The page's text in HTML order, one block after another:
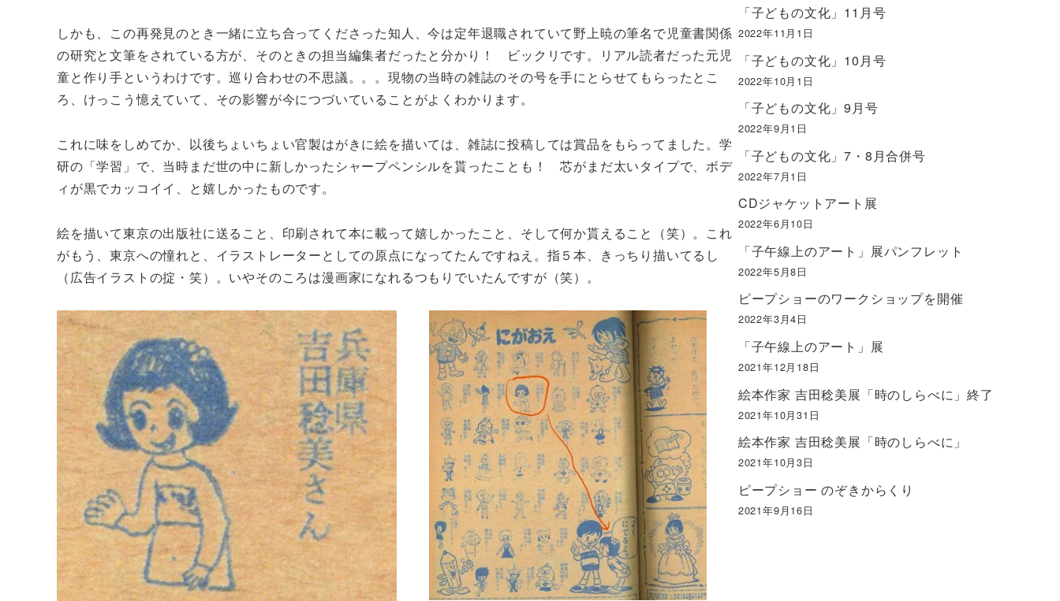
しかも、この再発見のとき一緒に立ち合ってくださった知人、今は定年退職されていて野上暁の筆名で児童書関係
の研究と文筆をされている方が、そのときの担当編集者だったと分かり！ ビックリです。リアル読者だった元児
童と作り手というわけです。巡り合わせの不思議。。。現物の当時の雑誌のその号を手にとらせてもらったとこ
ろ、けっこう憶えていて、その影響が今につづいていることがよくわかります。
これに味をしめてか、以後ちょいちょい官製はがきに絵を描いては、雑誌に投稿しては賞品をもらってました。学
研の「学習」で、当時まだ世の中に新しかったシャープペンシルを貰ったことも！ 芯がまだ太いタイプで、ボデ
ィが黒でカッコイイ、と嬉しかったものです。
絵を描いて東京の出版社に送ること、印刷されて本に載って嬉しかったこと、そして何か貰えること（笑）。これ
がもう、東京への憧れと、イラストレーターとしての原点になってたんですねえ。指５本、きっちり描いてるし
（広告イラストの掟・笑）。いやそのころは漫画家になれるつもりでいたんですが（笑）。
「子どもの文化」11月号
2022年11月1日
「子どもの文化」10月号
2022年10月1日
「子どもの文化」9月号
2022年9月1日
「子どもの文化」7・8月合併号
2022年7月1日
CDジャケットアート展
2022年6月10日
「子午線上のアート」展パンフレット
2022年5月8日
ピープショーのワークショップを開催
2022年3月4日
「子午線上のアート」展
2021年12月18日
絵本作家 吉田稔美展「時のしらべに」終了
2021年10月31日
絵本作家 吉田稔美展「時のしらべに」
2021年10月3日
ピープショー のぞきからくり
2021年9月16日